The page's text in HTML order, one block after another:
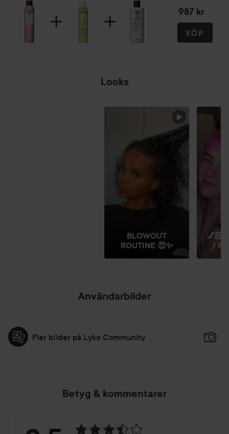
987 kr
KÖP
Looks
BLOWOUT
ROUTINE 😍✨
/
Användarbilder
Fler bilder på Lyko Community
Betyg & kommentarer